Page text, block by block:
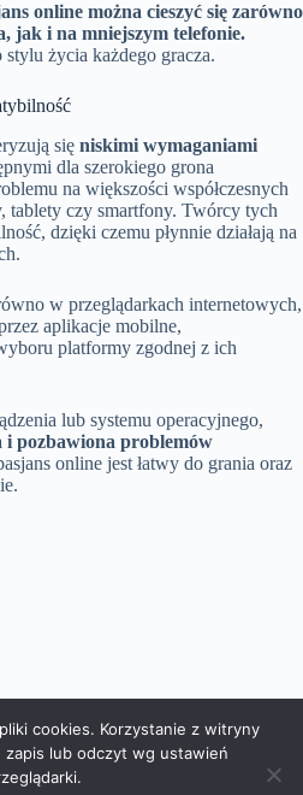
online można cieszyć się zarówno
jak i na mniejszym telefonie.
życia każdego gracza.
się niskimi wymaganiami
dla szerokiego grona
na większości współczesnych
tablety czy smartfony. Twórcy tych
dzięki czemu płynnie działają na
w przeglądarkach internetowych,
aplikacje mobilne,
platformy zgodnej z ich
lub systemu operacyjnego,
i pozbawiona problemów
online jest łatwy do grania oraz
cookies. Korzystanie z witryny
zapis lub odczyt wg ustawień